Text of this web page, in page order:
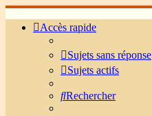
Accès rapide
Sujets sans réponse
Sujets actifs
Rechercher